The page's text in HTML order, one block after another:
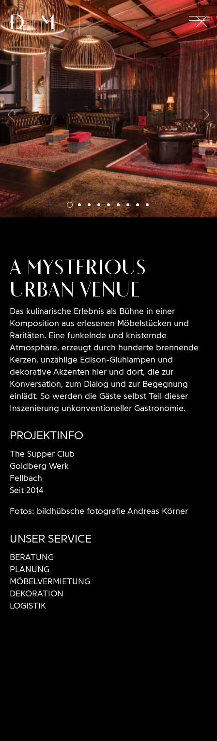
D+M +
A Mysterious
Urban Venue
Das kulinarische Erlebnis als Bühne in einer
Komposition aus erlesenen Möbelstücken und
Raritäten. Eine funkelnde und knisternde
Atmosphäre, erzeugt durch hunderte brennende
Kerzen, unzählige Edison-Glühlampen und
dekorative Akzenten hier und dort, die zur
Konversation, zum Dialog und zur Begegnung
einlädt. So werden die Gäste selbst Teil dieser
Inszenierung unkonventioneller Gastronomie.
PROJEKTINFO
The Supper Club
Goldberg Werk
Fellbach
Seit 2014
Fotos: bildhübsche fotografie Andreas Körner
UNSER SERVICE
BERATUNG
PLANUNG
MÖBELVERMIETUNG
DEKORATION
LOGISTIK